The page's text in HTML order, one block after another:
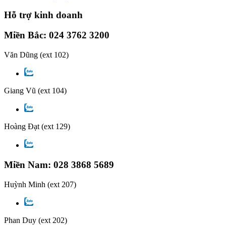
Hỗ trợ kinh doanh
Miền Bắc: 024 3762 3200
Văn Dũng (ext 102)
Giang Vũ (ext 104)
Hoàng Đạt (ext 129)
Miền Nam: 028 3868 5689
Huỳnh Minh (ext 207)
Phan Duy (ext 202)